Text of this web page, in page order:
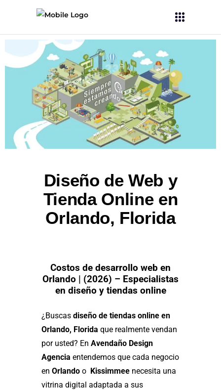
Diseño de Web y
Tienda Online en
Orlando, Florida
Costos de desarrollo web en
Orlando | (2026) – Especialistas
en diseño y tiendas online
¿Buscas diseño de tiendas online en
Orlando, Florida que realmente vendan
por usted? En Avendaño Design
Agencia entendemos que cada negocio
en Orlando o Kissimmee necesita una
vitrina digital adaptada a sus